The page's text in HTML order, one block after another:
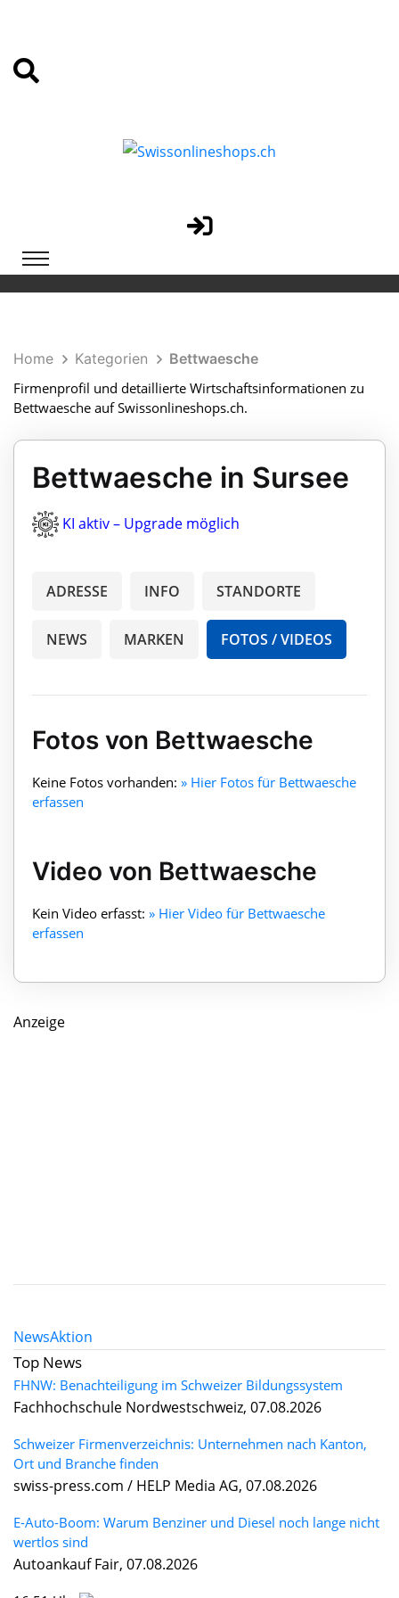
Home Kategorien
Bettwaesche
Firmenprofil und detaillierte Wirtschaftsinformationen zu
Bettwaesche auf Swissonlineshops.ch.
Bettwaesche in Sursee
KI aktiv – Upgrade möglich
ADRESSE INFO STANDORTE
NEWS MARKEN FOTOS / VIDEOS
Fotos von Bettwaesche
Keine Fotos vorhanden: » Hier Fotos für Bettwaesche
erfassen
Video von Bettwaesche
Kein Video erfasst: » Hier Video für Bettwaesche
erfassen
Anzeige
NewsAktion
Top News
FHNW: Benachteiligung im Schweizer Bildungssystem
Fachhochschule Nordwestschweiz, 07.08.2026
Schweizer Firmenverzeichnis: Unternehmen nach Kanton,
Ort und Branche finden
swiss-press.com / HELP Media AG, 07.08.2026
E-Auto-Boom: Warum Benziner und Diesel noch lange nicht
wertlos sind
Autoankauf Fair, 07.08.2026